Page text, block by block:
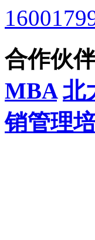
合作伙
MBA 北
销管理